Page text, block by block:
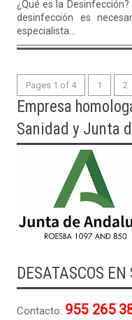
¿Qué es la
desinfección es
especialista...
Pages 1 of 4 1 2
Empresa
Sanidad y Junta
DESATASCOS
Contacto: 955 265